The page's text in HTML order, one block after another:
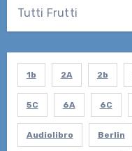
Tutti Frutti
1b 2A 2b
5C 6A 6C
Audiolibro Berlin